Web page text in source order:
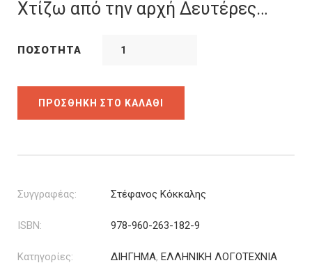
14.84€.
Χτίζω από την αρχή Δευτέρες…
ΠΟΣΌΤΗΤΑ
ΠΡΟΣΘΉΚΗ ΣΤΟ ΚΑΛΆΘΙ
Συγγραφέας: Στέφανος Κόκκαλης
ISBN: 978-960-263-182-9
Κατηγορίες: ΔΙΗΓΗΜΑ, ΕΛΛΗΝΙΚΗ ΛΟΓΟΤΕΧΝΙΑ